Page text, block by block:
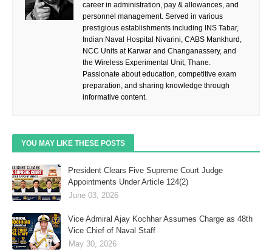
career in administration, pay & allowances, and
personnel management. Served in various
prestigious establishments including INS Tabar,
Indian Naval Hospital Nivarini, CABS Mankhurd,
NCC Units at Karwar and Changanassery, and
the Wireless Experimental Unit, Thane.
Passionate about education, competitive exam
preparation, and sharing knowledge through
informative content.
YOU MAY LIKE THESE POSTS
President Clears Five Supreme Court Judge
Appointments Under Article 124(2)
June 03, 2026
Vice Admiral Ajay Kochhar Assumes Charge as 48th
Vice Chief of Naval Staff
May 30, 2026